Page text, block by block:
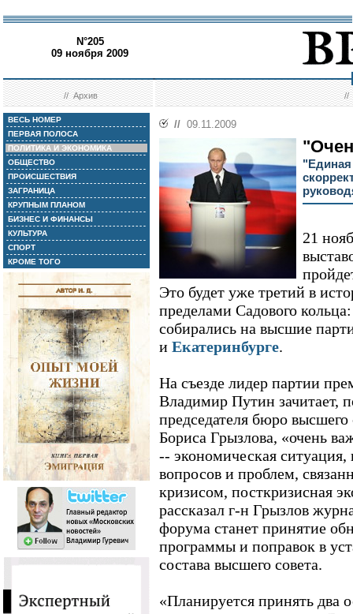
N°205
09 ноября 2009
//Архив //
ВЕСЬ НОМЕР
ПЕРВАЯ ПОЛОСА
ПОЛИТИКА И ЭКОНОМИКА
ОБЩЕСТВО
ПРОИСШЕСТВИЯ
ЗАГРАНИЦА
КРУПНЫМ ПЛАНОМ
БИЗНЕС И ФИНАНСЫ
КУЛЬТУРА
СПОРТ
КРОМЕ ТОГО
// 09.11.2009
"Единая
21
Это будет уже третий в
пределами Садового
собирались на высшие
и Екатеринбурге.
На съезде лидер партии
Владимир Путин зачитает,
председателя бюро
Бориса Грызлова, «очень
-- экономическая
вопросов и проблем,
кризисом, посткризисная
рассказал г-н Грызлов
форума станет принятие
программы и поправок в
состава высшего совета.
«Планируется принять два